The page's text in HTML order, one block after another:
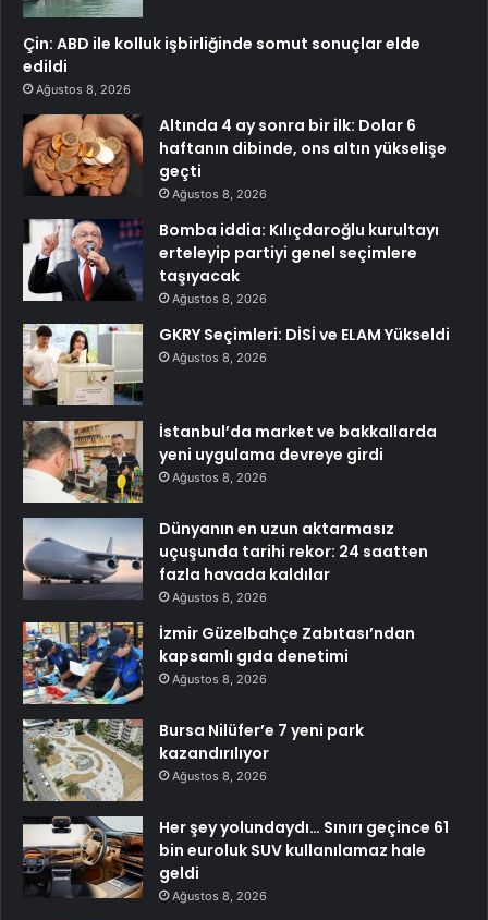
Çin: ABD ile kolluk işbirliğinde somut sonuçlar elde
edildi
Ağustos 8, 2026
Altında 4 ay sonra bir ilk: Dolar 6
haftanın dibinde, ons altın yükselişe
geçti
Ağustos 8, 2026
Bomba iddia: Kılıçdaroğlu kurultayı
erteleyip partiyi genel seçimlere
taşıyacak
Ağustos 8, 2026
GKRY Seçimleri: DİSİ ve ELAM Yükseldi
Ağustos 8, 2026
İstanbul’da market ve bakkallarda
yeni uygulama devreye girdi
Ağustos 8, 2026
Dünyanın en uzun aktarmasız
uçuşunda tarihi rekor: 24 saatten
fazla havada kaldılar
Ağustos 8, 2026
İzmir Güzelbahçe Zabıtası’ndan
kapsamlı gıda denetimi
Ağustos 8, 2026
Bursa Nilüfer’e 7 yeni park
kazandırılıyor
Ağustos 8, 2026
Her şey yolundaydı… Sınırı geçince 61
bin euroluk SUV kullanılamaz hale
geldi
Ağustos 8, 2026